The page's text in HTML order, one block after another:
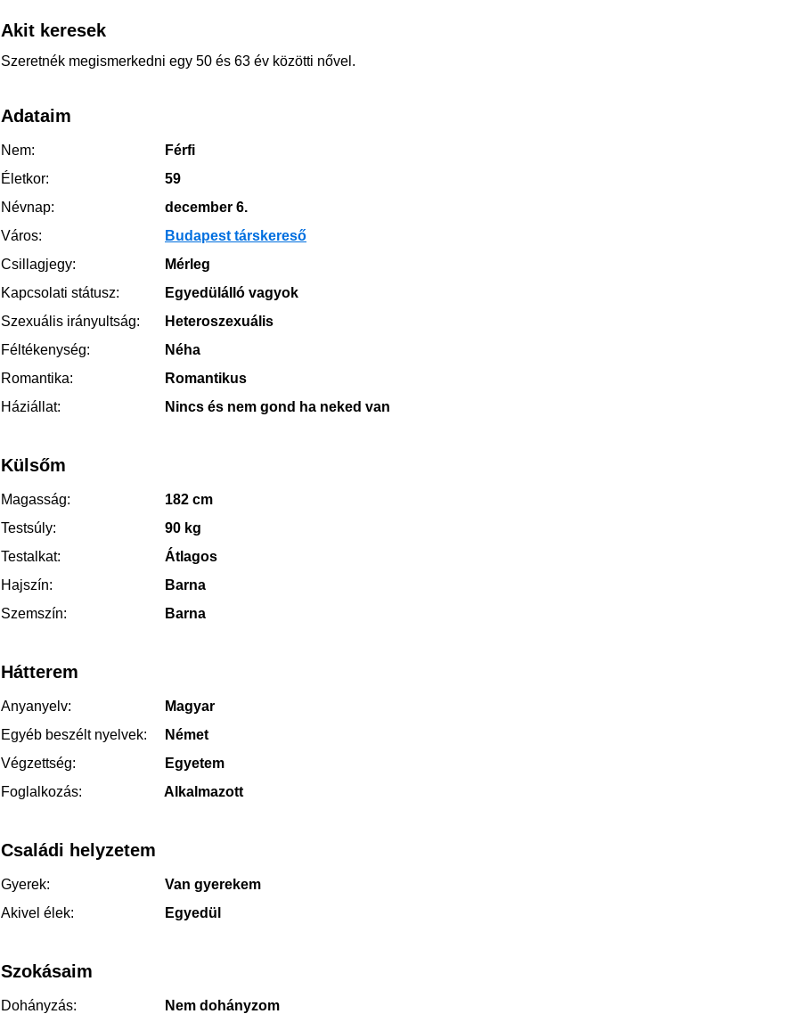
Akit keresek
Szeretnék megismerkedni egy 50 és 63 év közötti nővel.
Adataim
Nem:
Férfi
Életkor:
59
Névnap:
december 6.
Város:
Budapest társkereső
Csillagjegy:
Mérleg
Kapcsolati státusz:
Egyedülálló vagyok
Szexuális irányultság:
Heteroszexuális
Féltékenység:
Néha
Romantika:
Romantikus
Háziállat:
Nincs és nem gond ha neked van
Külsőm
Magasság:
182 cm
Testsúly:
90 kg
Testalkat:
Átlagos
Hajszín:
Barna
Szemszín:
Barna
Hátterem
Anyanyelv:
Magyar
Egyéb beszélt nyelvek:
Német
Végzettség:
Egyetem
Foglalkozás:
Alkalmazott
Családi helyzetem
Gyerek:
Van gyerekem
Akivel élek:
Egyedül
Szokásaim
Dohányzás:
Nem dohányzom